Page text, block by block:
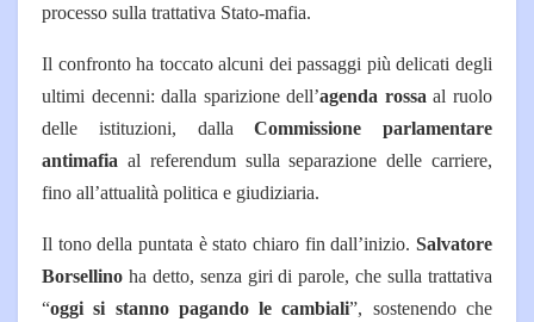
processo sulla trattativa Stato-mafia.
Il confronto ha toccato alcuni dei passaggi più delicati degli
ultimi decenni: dalla sparizione dell’agenda rossa al ruolo
delle istituzioni, dallaCommissione parlamentare
antimafia al referendum sulla separazione delle carriere,
fino all’attualità politica e giudiziaria.
Il tono della puntata è stato chiaro fin dall’inizio. Salvatore
Borsellino ha detto, senza giri di parole, che sulla trattativa
“oggi si stanno pagando le cambiali”, sostenendo che